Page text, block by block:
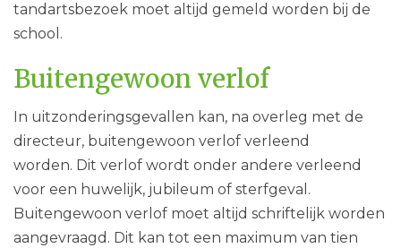
tandartsbezoek moet altijd gemeld worden bij de
school.
Buitengewoon verlof
In uitzonderingsgevallen kan, na overleg met de
directeur, buitengewoon verlof verleend
worden. Dit verlof wordt onder andere verleend
voor een huwelijk, jubileum of sterfgeval.
Buitengewoon verlof moet altijd schriftelijk worden
aangevraagd. Dit kan tot een maximum van tien